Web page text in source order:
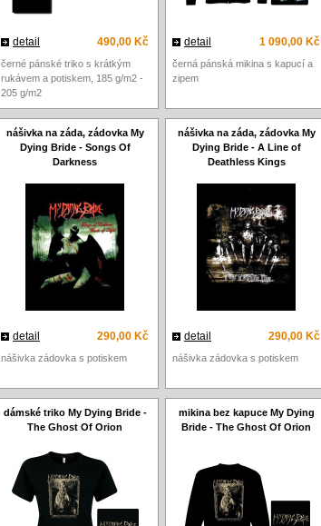
490,00 Kč
detail 1 090,00 Kč
detail
černé pánské triko s krátkým
rukávem a potiskem, 185 g/m2 -
205 g/m2
černá pánská mikina s kapucí a
zipem
nášivka na záda, zádovka My
Dying Bride - Songs Of
Darkness
nášivka na záda, zádovka My
Dying Bride - A Line of
Deathless Kings
290,00 Kč
detail 290,00 Kč
detail
nášivka zádovka s potiskem nášivka zádovka s potiskem
dámské triko My Dying Bride -
The Ghost Of Orion
mikina bez kapuce My Dying
Bride - The Ghost Of Orion